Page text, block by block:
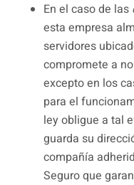
En el caso de las
esta empresa
servidores
compromete a
excepto en los
para el
ley obligue a tal
guarda su
compañía
Seguro que